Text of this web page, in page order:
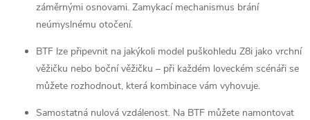
záměrnými osnovami. Zamykací mechanismus brání
neúmyslnému otočení.
BTF lze připevnit na jakýkoli model puškohledu Z8i jako vrchní
věžičku nebo boční věžičku – při každém loveckém scénáři se
můžete rozhodnout, která kombinace vám vyhovuje.
Samostatná nulová vzdálenost. Na BTF můžete namontovat